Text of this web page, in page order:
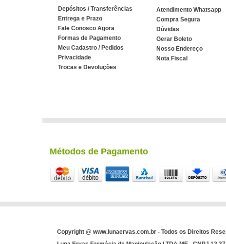
Depósitos / Transferências
Entrega e Prazo
Fale Conosco Agora
Formas de Pagamento
Meu Cadastro / Pedidos
Privacidade
Trocas e Devoluções
Atendimento Whatsapp
Compra Segura
Dúvidas
Gerar Boleto
Nosso Endereço
Nota Fiscal
Métodos de Pagamento
Copyright @ www.lunaervas.com.br - Todos os Direitos